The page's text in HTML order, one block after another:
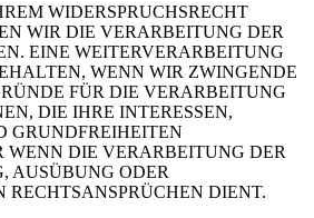
WIDERSPRUCHSRECHT
WIR DIE VERARBEITUNG DER
EINE WEITERVERARBEITUNG
WENN WIR ZWINGENDE
FÜR DIE VERARBEITUNG
DIE IHRE INTERESSEN,
GRUNDFREIHEITEN
WENN DIE VERARBEITUNG DER
AUSÜBUNG ODER
RECHTSANSPRÜCHEN DIENT.